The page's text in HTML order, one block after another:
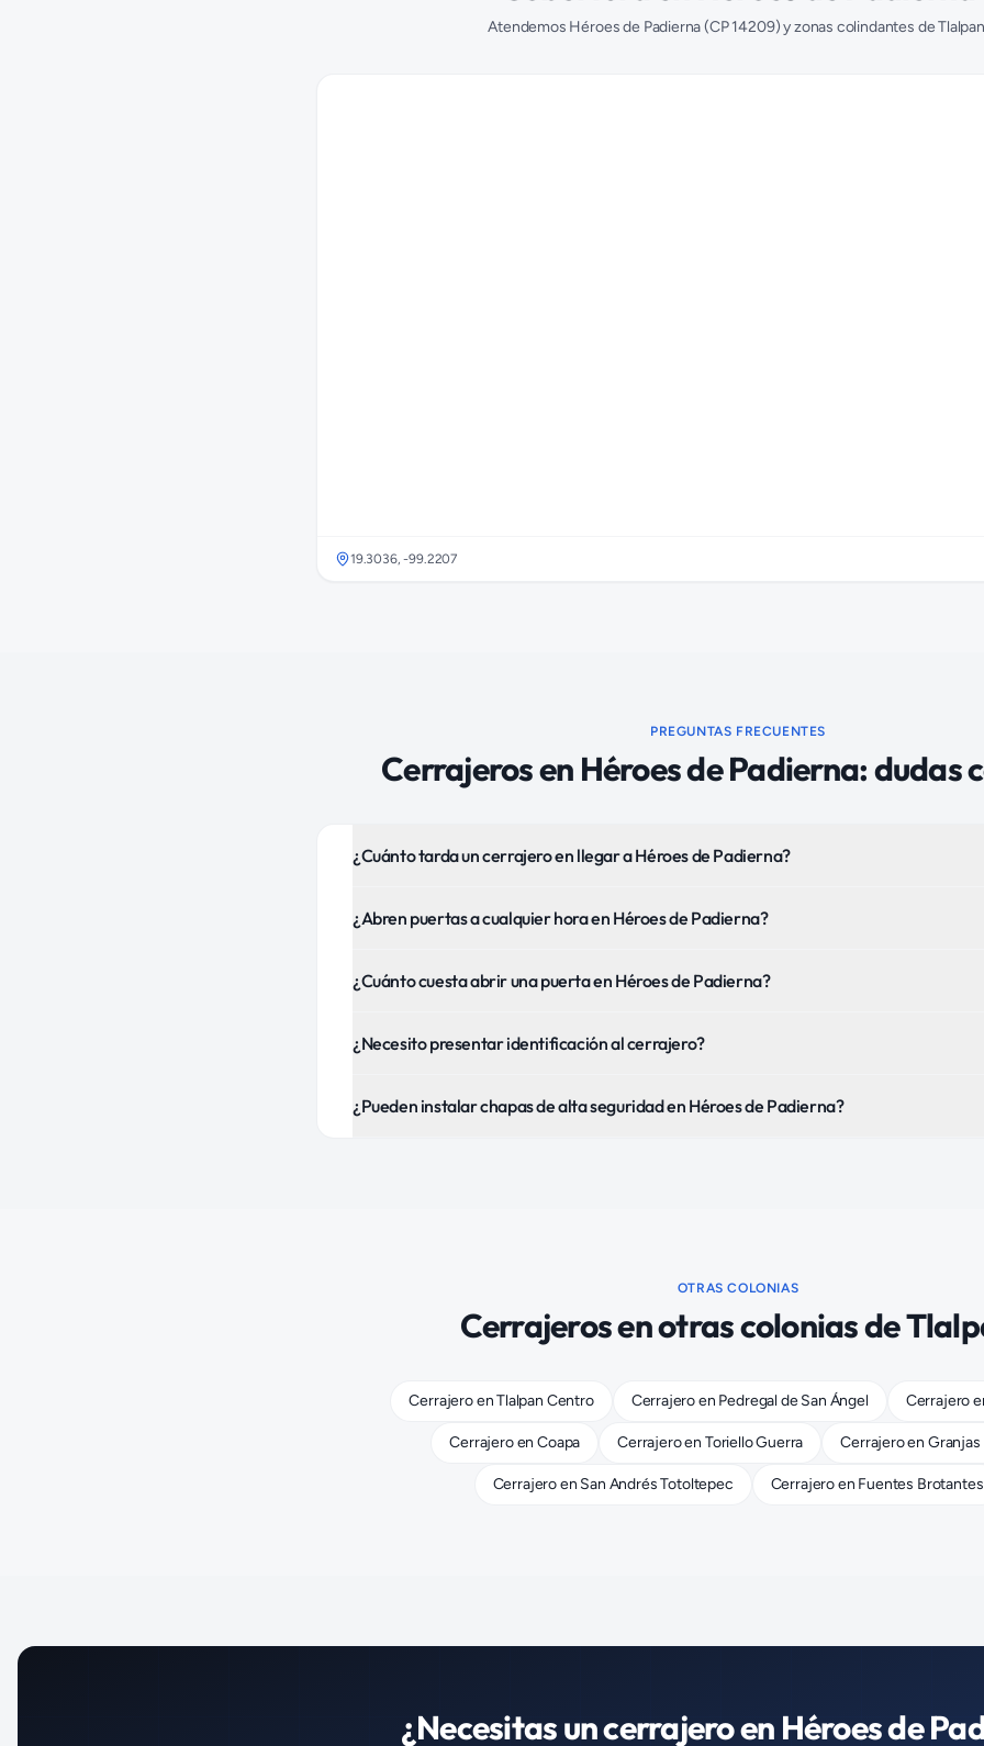
Atendemos Héroes de Padierna(CP14209) y zonas colindantes deTlalpan
19.3036,-99.2207
PREGUNTAS FRECUENTES
Cerrajerosen Héroes de Padierna: dudas
¿Cuánto tarda un cerrajero en llegar a Héroes de Padierna?
¿Abren puertas a cualquier hora en Héroes de Padierna?
¿Cuánto cuesta abrir una puerta en Héroes de Padierna?
¿Necesito presentar identificación al cerrajero?
¿Pueden instalar chapas de alta seguridad en Héroes de Padierna?
OTRAS COLONIAS
Cerrajerosen otras colonias de
CerrajeroenTlalpan Centro Cerrajeroen Pedregal de San Ángel Cerrajero
CerrajeroenCoapa Cerrajeroen Toriello Guerra Cerrajeroen Granjas
Cerrajeroen San Andrés Totoltepec Cerrajeroen Fuentes Brotantes
¿Necesitas uncerrajeroen Héroes de